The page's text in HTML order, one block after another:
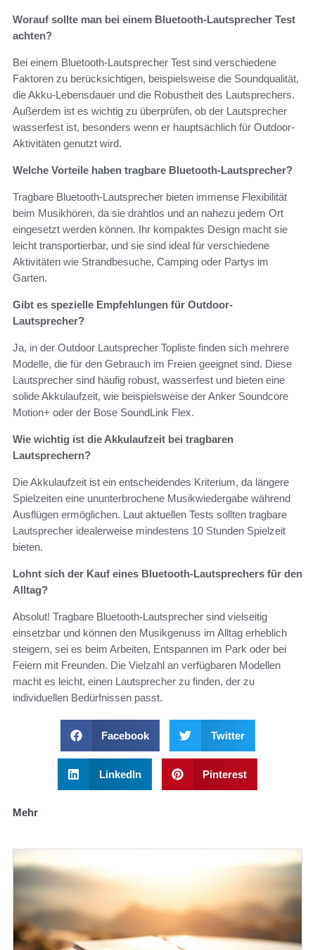
Worauf sollte man bei einem Bluetooth-Lautsprecher Test
achten?
Bei einem Bluetooth-Lautsprecher Test sind verschiedene
Faktoren zu berücksichtigen, beispielsweise die Soundqualität,
die Akku-Lebensdauer und die Robustheit des Lautsprechers.
Außerdem ist es wichtig zu überprüfen, ob der Lautsprecher
wasserfest ist, besonders wenn er hauptsächlich für Outdoor-
Aktivitäten genutzt wird.
Welche Vorteile haben tragbare Bluetooth-Lautsprecher?
Tragbare Bluetooth-Lautsprecher bieten immense Flexibilität
beim Musikhören, da sie drahtlos und an nahezu jedem Ort
eingesetzt werden können. Ihr kompaktes Design macht sie
leicht transportierbar, und sie sind ideal für verschiedene
Aktivitäten wie Strandbesuche, Camping oder Partys im
Garten.
Gibt es spezielle Empfehlungen für Outdoor-
Lautsprecher?
Ja, in der Outdoor Lautsprecher Topliste finden sich mehrere
Modelle, die für den Gebrauch im Freien geeignet sind. Diese
Lautsprecher sind häufig robust, wasserfest und bieten eine
solide Akkulaufzeit, wie beispielsweise der Anker Soundcore
Motion+ oder der Bose SoundLink Flex.
Wie wichtig ist die Akkulaufzeit bei tragbaren
Lautsprechern?
Die Akkulaufzeit ist ein entscheidendes Kriterium, da längere
Spielzeiten eine ununterbrochene Musikwiedergabe während
Ausflügen ermöglichen. Laut aktuellen Tests sollten tragbare
Lautsprecher idealerweise mindestens 10 Stunden Spielzeit
bieten.
Lohnt sich der Kauf eines Bluetooth-Lautsprechers für den
Alltag?
Absolut! Tragbare Bluetooth-Lautsprecher sind vielseitig
einsetzbar und können den Musikgenuss im Alltag erheblich
steigern, sei es beim Arbeiten, Entspannen im Park oder bei
Feiern mit Freunden. Die Vielzahl an verfügbaren Modellen
macht es leicht, einen Lautsprecher zu finden, der zu
individuellen Bedürfnissen passt.
Facebook Twitter
LinkedIn Pinterest
Mehr